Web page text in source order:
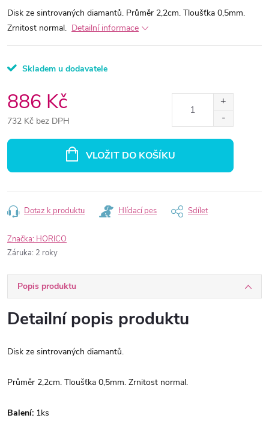
Disk ze sintrovaných diamantů. Průměr 2,2cm. Tloušťka 0,5mm.
Zrnitost normal. Detailní informace
Skladem u dodavatele
886 Kč
732 Kč bez DPH
VLOŽIT DO KOŠÍKU
Dotaz k produktu Hlídací pes Sdílet
Značka: HORICO
Záruka: 2 roky
Popis produktu
Detailní popis produktu
Disk ze sintrovaných diamantů.
Průměr 2,2cm. Tloušťka 0,5mm. Zrnitost normal.
Balení: 1ks